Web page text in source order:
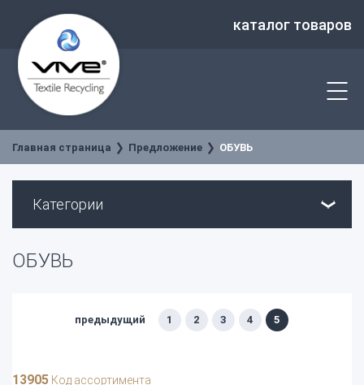
каталог товаров
Главная страница Предложение ОБУВЬ
Категории
ОБУВЬ
предыдущий 1 2 3 4 5
13905 Код ассортимента